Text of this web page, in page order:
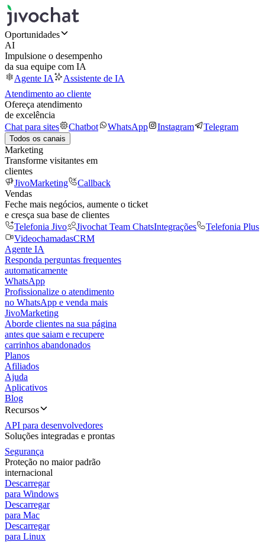
Oportunidades
AI
Impulsione o desempenho
da sua equipe com IA
Agente IA
Assistente de IA
Atendimento ao cliente
Ofereça atendimento
de excelência
Chat para sites
Chatbot WhatsApp Instagram Telegram
Todos os canais
Marketing
Transforme visitantes em
clientes
JivoMarketing
Callback
Vendas
Feche mais negócios, aumente o ticket
e cresça sua base de clientes
Telefonia Jivo
Jivochat Team ChatsIntegrações
Telefonia Plus
VideochamadasCRM
Agente IA
Responda perguntas frequentes
automaticamente
WhatsApp
Profissionalize o atendimento
no WhatsApp e venda mais
JivoMarketing
Aborde clientes na sua página
antes que saiam e recupere
carrinhos abandonados
Planos
Afiliados
Ajuda
Aplicativos
Blog
Recursos
API para desenvolvedores
Soluções integradas e prontas
Segurança
Proteção no maior padrão
internacional
Descarregar
para Windows
Descarregar
para Mac
Descarregar
para Linux